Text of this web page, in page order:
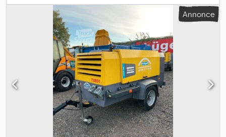
fabrication : 2010 Dedpfx Abszf T N Hoyjck * Heures de
fonctionnement : 10 000 h * Système hydraulique pour les
stabilisateurs * Caméra de recul * Plus de photos et de vidéos
disponibles sur WhatsApp * Les informations sont données sans
garantie et sous réserve de vente.
Annonce